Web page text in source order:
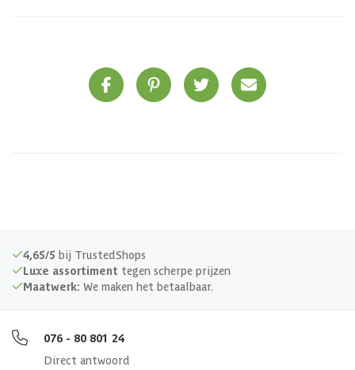
4,65/5 bij TrustedShops
Luxe assortiment tegen scherpe prijzen
Maatwerk: We maken het betaalbaar.
076 - 80 801 24
Direct antwoord